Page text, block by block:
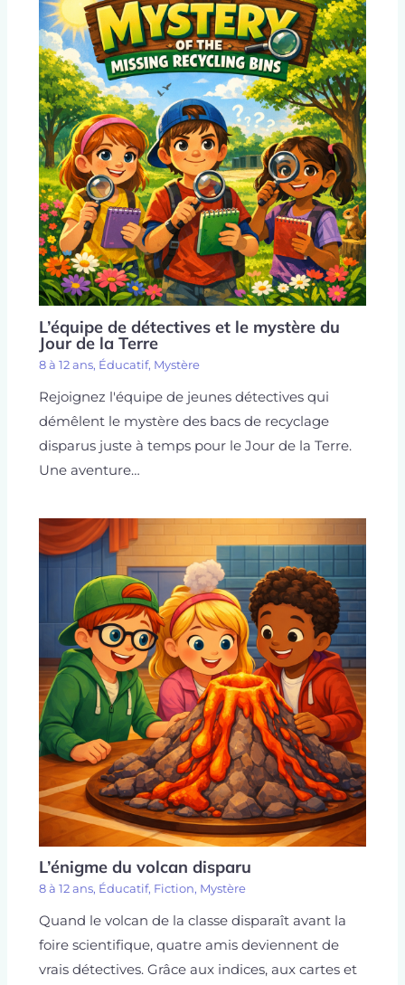
L’équipe de détectives et le mystère du
Jour de la Terre
8 à 12 ans, Éducatif, Mystère
Rejoignez l'équipe de jeunes détectives qui
démêlent le mystère des bacs de recyclage
disparus juste à temps pour le Jour de la Terre.
Une aventure…
L’énigme du volcan disparu
8 à 12 ans, Éducatif, Fiction, Mystère
Quand le volcan de la classe disparaît avant la
foire scientifique, quatre amis deviennent de
vrais détectives. Grâce aux indices, aux cartes et